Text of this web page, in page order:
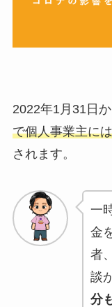
2022年1月31日
で個人事業主に
されます。
一
金
者
談
分